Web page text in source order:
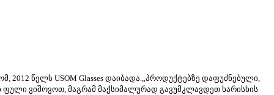
წელს USOM Glasses დაიბადა.„პროდუქტებზე დაფუძნებული,
ფული ვიშოვოთ, მაგრამ მაქსიმალურად გავუმკლავდეთ ხარისხის